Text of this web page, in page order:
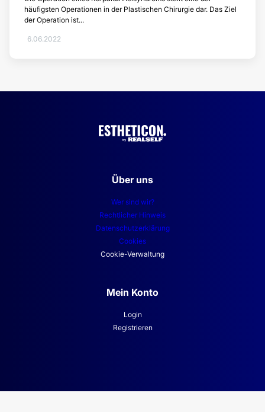
häufigsten Operationen in der Plastischen Chirurgie dar. Das Ziel
der Operation ist...
6.06.2022
Über uns
Wer sind wir?
Rechtlicher Hinweis
Datenschutzerklärung
Cookies
Cookie-Verwaltung
Mein Konto
Login
Registrieren